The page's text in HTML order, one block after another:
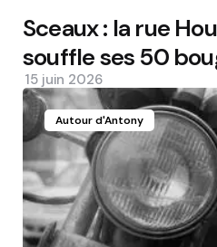
Sceaux : la rue
souffle ses 50
15 juin 2026
Autour d'Antony